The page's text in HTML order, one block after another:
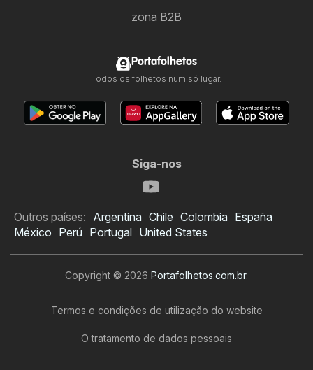
zona B2B
Portafolhetos
Todos os folhetos num só lugar.
Siga-nos
Outros países: Argentina Chile Colombia España
México Perú Portugal United States
Copyright © 2026 Portafolhetos.com.br.
Termos e condições de utilização do website
O tratamento de dados pessoais